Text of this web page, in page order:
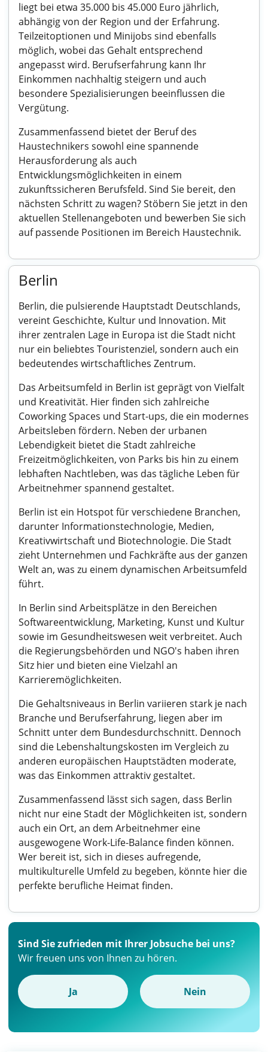
liegt bei etwa 35.000 bis 45.000 Euro jährlich,
abhängig von der Region und der Erfahrung.
Teilzeitoptionen und Minijobs sind ebenfalls
möglich, wobei das Gehalt entsprechend
angepasst wird. Berufserfahrung kann Ihr
Einkommen nachhaltig steigern und auch
besondere Spezialisierungen beeinflussen die
Vergütung.
Zusammenfassend bietet der Beruf des
Haustechnikers sowohl eine spannende
Herausforderung als auch
Entwicklungsmöglichkeiten in einem
zukunftssicheren Berufsfeld. Sind Sie bereit, den
nächsten Schritt zu wagen? Stöbern Sie jetzt in den
aktuellen Stellenangeboten und bewerben Sie sich
auf passende Positionen im Bereich Haustechnik.
Berlin
Berlin, die pulsierende Hauptstadt Deutschlands,
vereint Geschichte, Kultur und Innovation. Mit
ihrer zentralen Lage in Europa ist die Stadt nicht
nur ein beliebtes Touristenziel, sondern auch ein
bedeutendes wirtschaftliches Zentrum.
Das Arbeitsumfeld in Berlin ist geprägt von Vielfalt
und Kreativität. Hier finden sich zahlreiche
Coworking Spaces und Start-ups, die ein modernes
Arbeitsleben fördern. Neben der urbanen
Lebendigkeit bietet die Stadt zahlreiche
Freizeitmöglichkeiten, von Parks bis hin zu einem
lebhaften Nachtleben, was das tägliche Leben für
Arbeitnehmer spannend gestaltet.
Berlin ist ein Hotspot für verschiedene Branchen,
darunter Informationstechnologie, Medien,
Kreativwirtschaft und Biotechnologie. Die Stadt
zieht Unternehmen und Fachkräfte aus der ganzen
Welt an, was zu einem dynamischen Arbeitsumfeld
führt.
In Berlin sind Arbeitsplätze in den Bereichen
Softwareentwicklung, Marketing, Kunst und Kultur
sowie im Gesundheitswesen weit verbreitet. Auch
die Regierungsbehörden und NGO's haben ihren
Sitz hier und bieten eine Vielzahl an
Karrieremöglichkeiten.
Die Gehaltsniveaus in Berlin variieren stark je nach
Branche und Berufserfahrung, liegen aber im
Schnitt unter dem Bundesdurchschnitt. Dennoch
sind die Lebenshaltungskosten im Vergleich zu
anderen europäischen Hauptstädten moderate,
was das Einkommen attraktiv gestaltet.
Zusammenfassend lässt sich sagen, dass Berlin
nicht nur eine Stadt der Möglichkeiten ist, sondern
auch ein Ort, an dem Arbeitnehmer eine
ausgewogene Work-Life-Balance finden können.
Wer bereit ist, sich in dieses aufregende,
multikulturelle Umfeld zu begeben, könnte hier die
perfekte berufliche Heimat finden.
Sind Sie zufrieden mit Ihrer Jobsuche bei uns?
Wir freuen uns von Ihnen zu hören.
Ja Nein